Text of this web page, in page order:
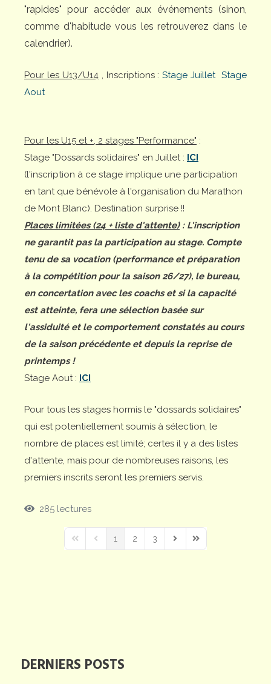
DERNIERS POSTS
"rapides" pour accéder aux événements (sinon,
comme d'habitude vous les retrouverez dans le
calendrier).
Pour les U13/U14, Inscriptions :Stage Juillet Stage
Aout
Pour les U15 et +, 2 stages "Performance" :
Stage "Dossards solidaires" en Juillet : ICI
(l'inscription à ce stage implique une participation
en tant que bénévole à l'organisation du Marathon
de Mont Blanc). Destination surprise !!
Places limitées (24 + liste d'attente): L'inscription
ne garantit pas la participation au stage. Compte
tenu de sa vocation (performance et préparation
à la compétition pour la saison 26/27), le bureau,
en concertation avec les coachs et si la capacité
est atteinte, fera une sélection basée sur
l'assiduité et le comportement constatés au cours
de la saison précédente et depuis la reprise de
printemps !
Stage Aout : ICI
Pour tous les stages hormis le "dossards solidaires"
qui est potentiellement soumis à sélection, le
nombre de places est limité; certes il y a des listes
d'attente, mais pour de nombreuses raisons, les
premiers inscrits seront les premiers servis.
285 lectures
First PagePrevious Page
1 2 3
Next PageLast Page